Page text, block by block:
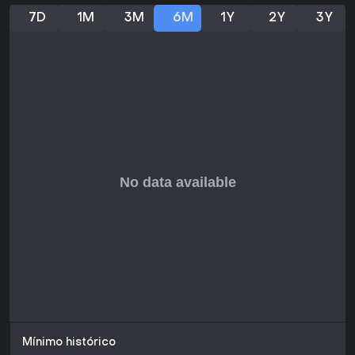
profundidade tática e variedade procedural, perfeita para
7D 1M 3M 6M 1Y 2Y 3Y
Mínimo histórico